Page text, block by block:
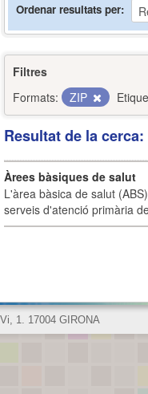
Ordenar resultats per
Filtres
Formats:
ZIP
Resultat de la
Àrees bàsiques de salut
L'àrea bàsica de salut
serveis d'atenció primària
1. 17004 GIRONA